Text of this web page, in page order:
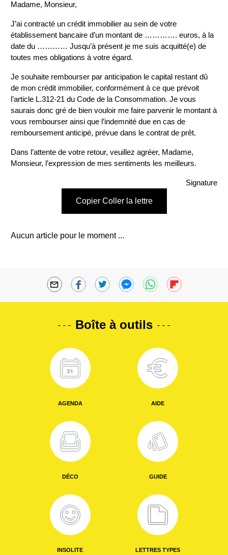
Madame, Monsieur,
J’ai contracté un crédit immobilier au sein de votre
établissement bancaire d’un montant de …………. euros, à la
date du ………… Jusqu’à présent je me suis acquitté(e) de
toutes mes obligations à votre égard.
Je souhaite rembourser par anticipation le capital restant dû
de mon crédit immobilier, conformément à ce que prévoit
l’article L.312-21 du Code de la Consommation. Je vous
saurais donc gré de bien vouloir me faire parvenir le montant à
vous rembourser ainsi que l’indemnité due en cas de
remboursement anticipé, prévue dans le contrat de prêt.
Dans l’attente de votre retour, veuillez agréer, Madame,
Monsieur, l’expression de mes sentiments les meilleurs.
Signature
Copier Coller la lettre
Aucun article pour le moment ...
Boîte à outils
AGENDA AIDE
DÉCO GUIDE
INSOLITE LETTRES TYPES